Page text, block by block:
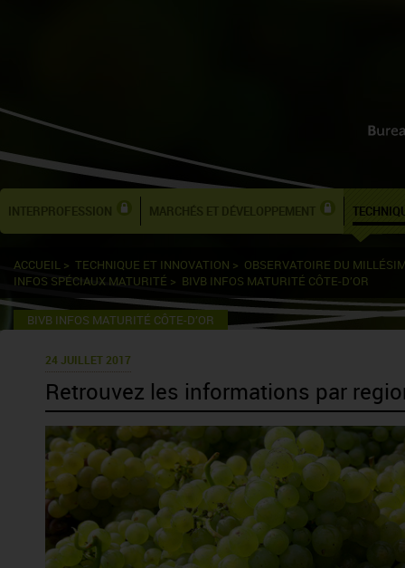
INTERPROFESSION MARCHÉS ET DÉVELOPPEMENT
ACCUEIL > TECHNIQUE ET INNOVATION > OBSERVATOIRE DU
INFOS SPÉCIAUX MATURITÉ > BIVB INFOS MATURITÉ CÔTE-D’OR
BIVB INFOS MATURITÉ CÔTE-D’OR
24 JUILLET 2017
Retrouvez les informations par